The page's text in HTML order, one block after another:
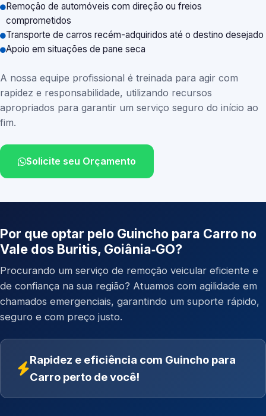
Remoção de automóveis com direção ou freios
comprometidos
Transporte de carros recém-adquiridos até o destino desejado
Apoio em situações de pane seca
A nossa equipe profissional é treinada para agir com
rapidez e responsabilidade, utilizando recursos
apropriados para garantir um serviço seguro do início ao
fim.
Solicite seu Orçamento
Por que optar pelo Guincho para Carro no
Vale dos Buritis, Goiânia‑GO?
Procurando um serviço de remoção veicular eficiente e
de confiança na sua região? Atuamos com agilidade em
chamados emergenciais, garantindo um suporte rápido,
seguro e com preço justo.
Rapidez e eficiência com Guincho para
Carro perto de você!